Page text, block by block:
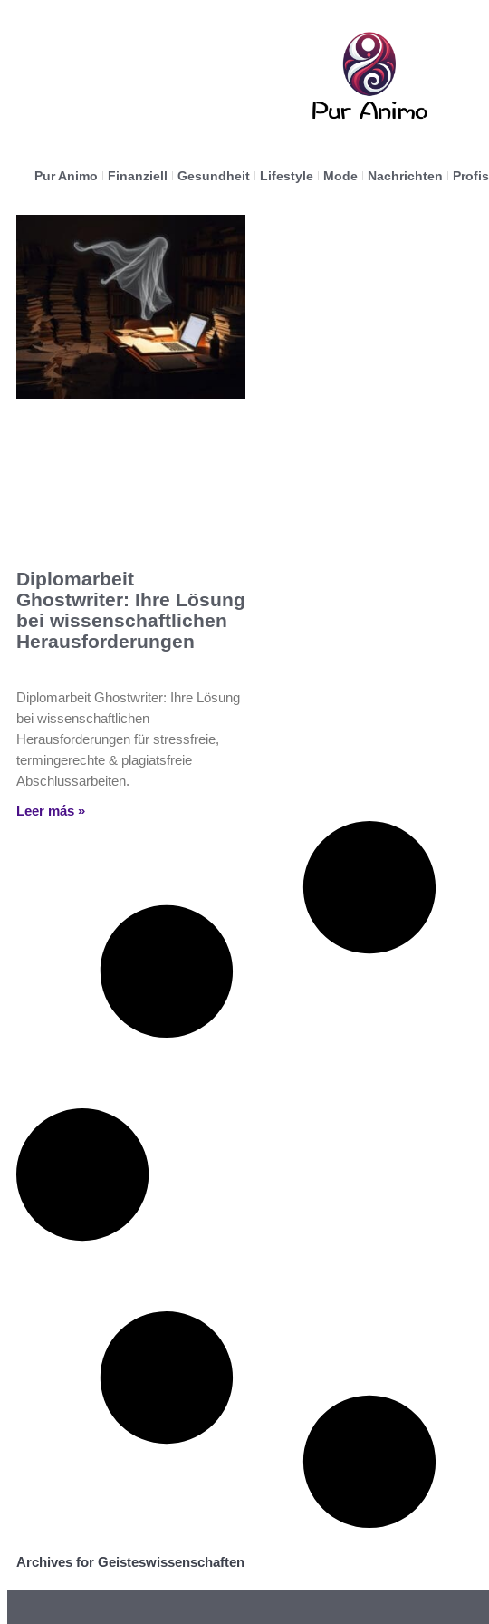
Pur Animo Finanziell Gesundheit Lifestyle Mode Nachrichten Profis
Diplomarbeit
Ghostwriter: Ihre Lösung
bei wissenschaftlichen
Herausforderungen
Diplomarbeit Ghostwriter: Ihre Lösung
bei wissenschaftlichen
Herausforderungen für stressfreie,
termingerechte & plagiatsfreie
Abschlussarbeiten.
Leer más »
Archives for Geisteswissenschaften